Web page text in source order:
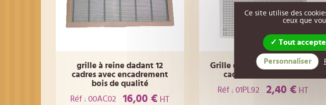
grille à reine dadant 12
cadres avec encadrement
bois de qualité
Réf : 00AC02
16,00 € HT
Grille de Réunion Dadant 10
cadres 425 x 500 mm
Réf : 01PL92
2,40 € HT
Ce site utilise des
ceux que
Tout
Personnaliser